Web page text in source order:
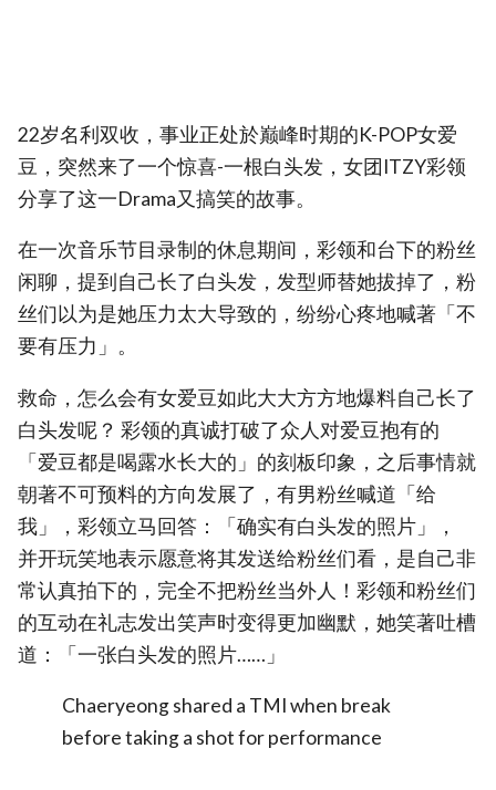
22岁名利双收，事业正处於巅峰时期的K-POP女爱
豆，突然来了一个惊喜-一根白头发，女团ITZY彩领
分享了这一Drama又搞笑的故事。
在一次音乐节目录制的休息期间，彩领和台下的粉丝
闲聊，提到自己长了白头发，发型师替她拔掉了，粉
丝们以为是她压力太大导致的，纷纷心疼地喊著「不
要有压力」。
救命，怎么会有女爱豆如此大大方方地爆料自己长了
白头发呢？ 彩领的真诚打破了众人对爱豆抱有的
「爱豆都是喝露水长大的」的刻板印象，之后事情就
朝著不可预料的方向发展了，有男粉丝喊道「给
我」，彩领立马回答：「确实有白头发的照片」，
并开玩笑地表示愿意将其发送给粉丝们看，是自己非
常认真拍下的，完全不把粉丝当外人！彩领和粉丝们
的互动在礼志发出笑声时变得更加幽默，她笑著吐槽
道：「一张白头发的照片……」
Chaeryeong shared a TMI when break
before taking a shot for performance